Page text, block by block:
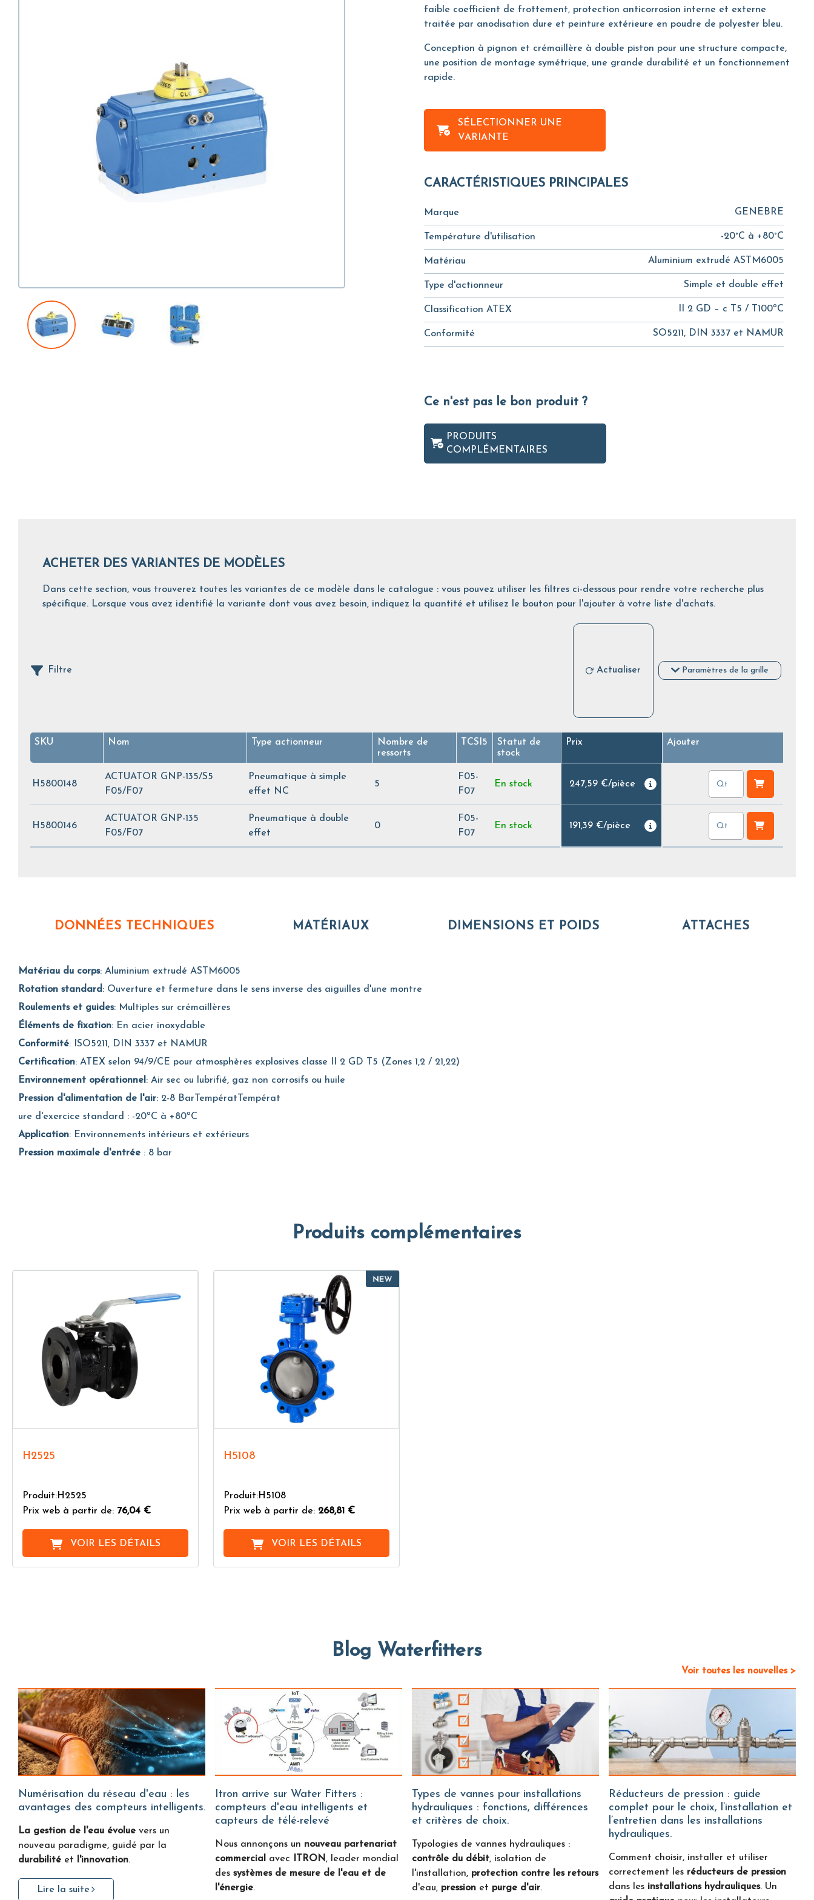
faible coefficient de frottement, protection anticorrosion interne et externe
traitée par anodisation dure et peinture extérieure en poudre de polyester bleu.
Conception à pignon et crémaillère à double piston pour une structure compacte,
une position de montage symétrique, une grande durabilité et un fonctionnement
rapide.
SÉLECTIONNER UNE
VARIANTE
CARACTÉRISTIQUES PRINCIPALES
Marque GENEBRE
Température d'utilisation -20°C à +80°C
Matériau Aluminium extrudé ASTM6005
Type d'actionneur Simple et double effet
Classification ATEX II 2 GD – c T5 / T100ºC
Conformité SO5211, DIN 3337 et NAMUR
Ce n'est pas le bon produit ?
PRODUITS
COMPLÉMENTAIRES
ACHETER DES VARIANTES DE MODÈLES
Dans cette section, vous trouverez toutes les variantes de ce modèle dans le catalogue : vous pouvez utiliser les filtres ci-dessous pour rendre votre recherche plus
spécifique. Lorsque vous avez identifié la variante dont vous avez besoin, indiquez la quantité et utilisez le bouton pour l'ajouter à votre liste d'achats.
Filtre Actualiser Paramètres de la grille
SKU Nom Type actionneur
Nombre de
ressorts
TCSI5
Statut de
stock
Prix Ajouter
H5800148
ACTUATOR GNP-135/S5
F05/F07
Pneumatique à simple
effet NC
5
F05-
F07
En stock 247,59 €/pièce
H5800146
ACTUATOR GNP-135
F05/F07
Pneumatique à double
effet
0
F05-
F07
En stock 191,39 €/pièce
DONNÉES TECHNIQUES MATÉRIAUX DIMENSIONS ET POIDS ATTACHES
Matériau du corps: Aluminium extrudé ASTM6005
Rotation standard: Ouverture et fermeture dans le sens inverse des aiguilles d'une montre
Roulements et guides: Multiples sur crémaillères
Éléments de fixation: En acier inoxydable
Conformité: ISO5211, DIN 3337 et NAMUR
Certification: ATEX selon 94/9/CE pour atmosphères explosives classe II 2 GD T5 (Zones 1,2 / 21,22)
Environnement opérationnel : Air sec ou lubrifié, gaz non corrosifs ou huile
Pression d'alimentation de l'air: 2-8 BarTempératTempérat
ure d'exercice standard : -20ºC à +80ºC
Application: Environnements intérieurs et extérieurs
Pression maximale d'entrée : 8 bar
Produits complémentaires
H2525
Produit:H2525
Prix web à partir de: 76,04 €
VOIR LES DÉTAILS
H5108
Produit:H5108
Prix web à partir de: 268,81 €
VOIR LES DÉTAILS
Blog Waterfitters
Voir toutes les nouvelles >
Numérisation du réseau d'eau : les
avantages des compteurs intelligents.
La gestion de l'eau évolue vers un
nouveau paradigme, guidé par la
durabilité et l'innovation.
Lire la suite
compteurs d'eau intelligents et
capteurs de télé-relevé
Nous annonçons un nouveau partenariat
commercial
avec ITRON, leader mondial
des systèmes de mesure de l'eau et de
l'énergie.
Types de vannes pour installations
hydrauliques : fonctions, différences
et critères de choix.
Typologies de vannes hydrauliques :
contrôle du débit, isolation de
l'installation, protection contre les retours
d'eau, pression et purge d'air.
Réducteurs de pression : guide
complet pour le choix, l’installation et
l’entretien dans les installations
hydrauliques.
Comment choisir, installer et utiliser
correctement les réducteurs de pression
dans les installations hydrauliques. Un